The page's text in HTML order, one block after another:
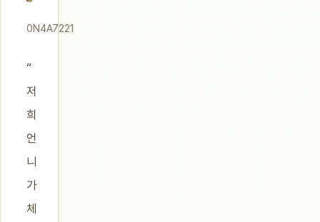
0N4A7221
“
저
희
언
니
가
체